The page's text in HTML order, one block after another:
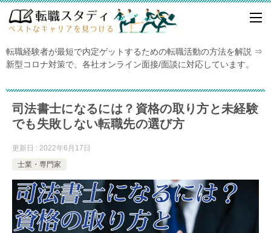
転職経験者が最短で内定ゲットするための転職活動の方法を解説 ⇒
新型コロナ対策で、各社オンライン面接/面談に対応しています。
司法書士になるには？資格の取り方と未経験
でも失敗しない転職先の選び方
更新日 : 2022年6月17日
士業・専門家